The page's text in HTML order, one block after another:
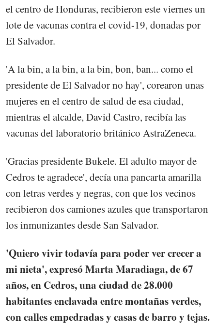
el centro de Honduras, recibieron este viernes un
lote de vacunas contra el covid-19, donadas por
El Salvador.
'A la bin, a la bin, a la bin, bon, ban... como el
presidente de El Salvador no hay', corearon unas
mujeres en el centro de salud de esa ciudad,
mientras el alcalde, David Castro, recibía las
vacunas del laboratorio británico AstraZeneca.
'Gracias presidente Bukele. El adulto mayor de
Cedros te agradece', decía una pancarta amarilla
con letras verdes y negras, con que los vecinos
recibieron dos camiones azules que transportaron
los inmunizantes desde San Salvador.
'Quiero vivir todavía para poder ver crecer a
mi nieta', expresó Marta Maradiaga, de 67
años, en Cedros, una ciudad de 28.000
habitantes enclavada entre montañas verdes,
con calles empedradas y casas de barro y tejas.